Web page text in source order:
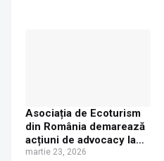
Asociația de Ecoturism
din România demarează
acțiuni de advocacy la
Comisia Europeană
martie 23, 2026